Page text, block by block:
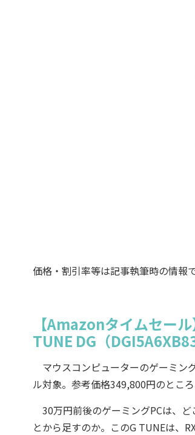
価格・割引率等は記事執筆時の情報
【Amazonタイムセー
TUNE DG（
マウスコンピューターのゲーミン
ル対象。参考価格349,800円のところ
30万円前後のゲーミングPCは、
とから足すのか。このG TUNEは、